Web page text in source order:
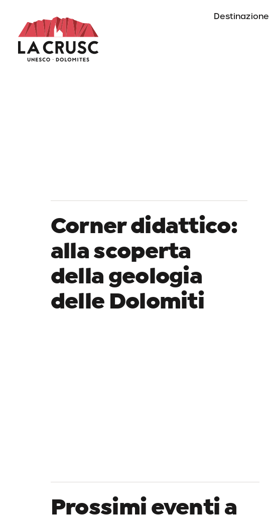
Destinazione
life in Alta Badia
Corner didattico:
alla scoperta
della geologia
delle Dolomiti
Prossimi eventi a